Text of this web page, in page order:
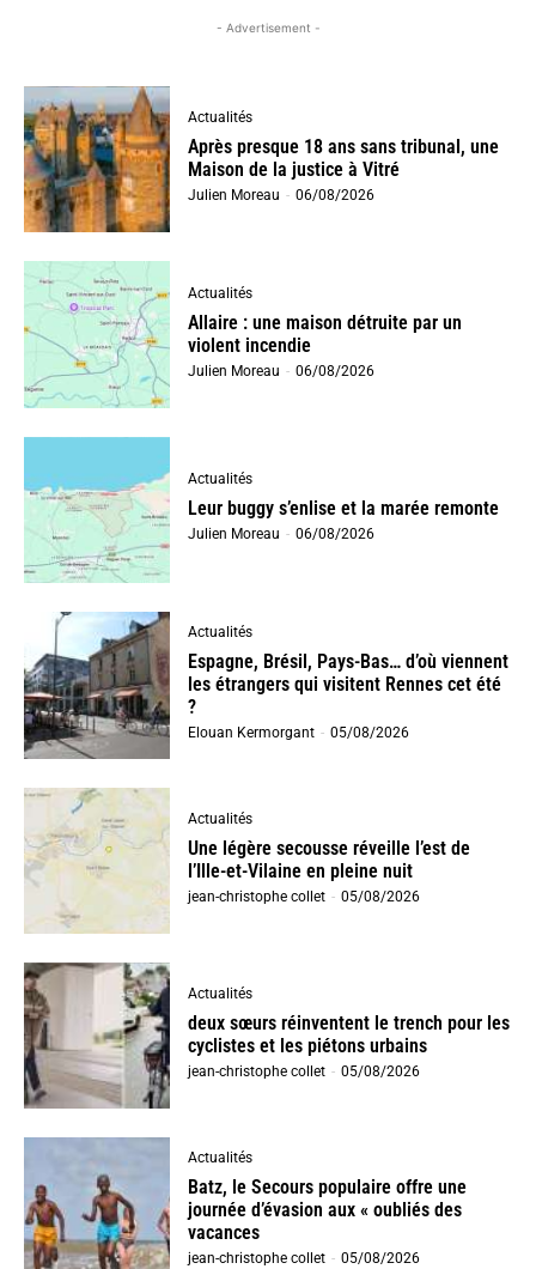
- Advertisement -
Actualités
Après presque 18 ans sans tribunal, une
Maison de la justice à Vitré
Julien Moreau - 06/08/2026
Actualités
Allaire : une maison détruite par un
violent incendie
Julien Moreau - 06/08/2026
Actualités
Leur buggy s’enlise et la marée remonte
Julien Moreau - 06/08/2026
Actualités
Espagne, Brésil, Pays-Bas… d’où viennent
les étrangers qui visitent Rennes cet été
?
Elouan Kermorgant - 05/08/2026
Actualités
Une légère secousse réveille l’est de
l’Ille-et-Vilaine en pleine nuit
jean-christophe collet - 05/08/2026
Actualités
deux sœurs réinventent le trench pour les
cyclistes et les piétons urbains
jean-christophe collet - 05/08/2026
Actualités
Batz, le Secours populaire offre une
journée d’évasion aux « oubliés des
vacances
jean-christophe collet - 05/08/2026